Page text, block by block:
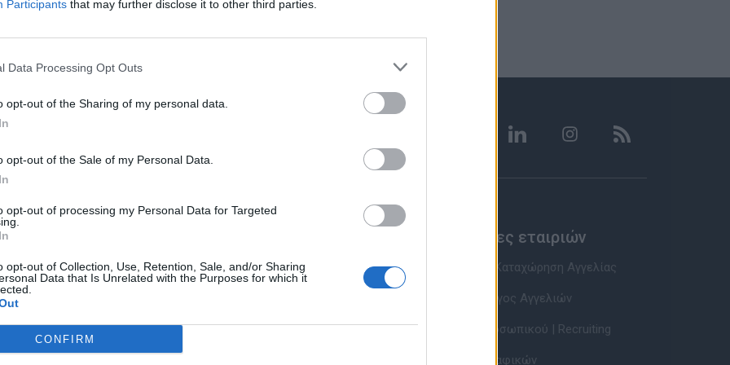
Participants that may further disclose it to other third parties.
Data Processing Opt Outs
opt-out of the Sharing of my personal data.
opt-out of the Sale of my Personal Data.
opt-out of processing my Personal Data for Targeted
opt-out of Collection, Use, Retention, Sale, and/or Sharing
Data that Is Unrelated with the Purposes for which it
CONFIRM
υποψηφίων
Online Βιογραφικού
Καριέρας
Περιγραφές Θέσεων Εργασίας
Υπολογισμός καθαρού μισθού
Υπηρεσίες εταιριών
Εγγραφή & Καταχώρηση Αγγελίας
Τιμοκατάλογος Αγγελιών
Εύρεση Προσωπικού | Recruiting
Βάση Βιογραφικών